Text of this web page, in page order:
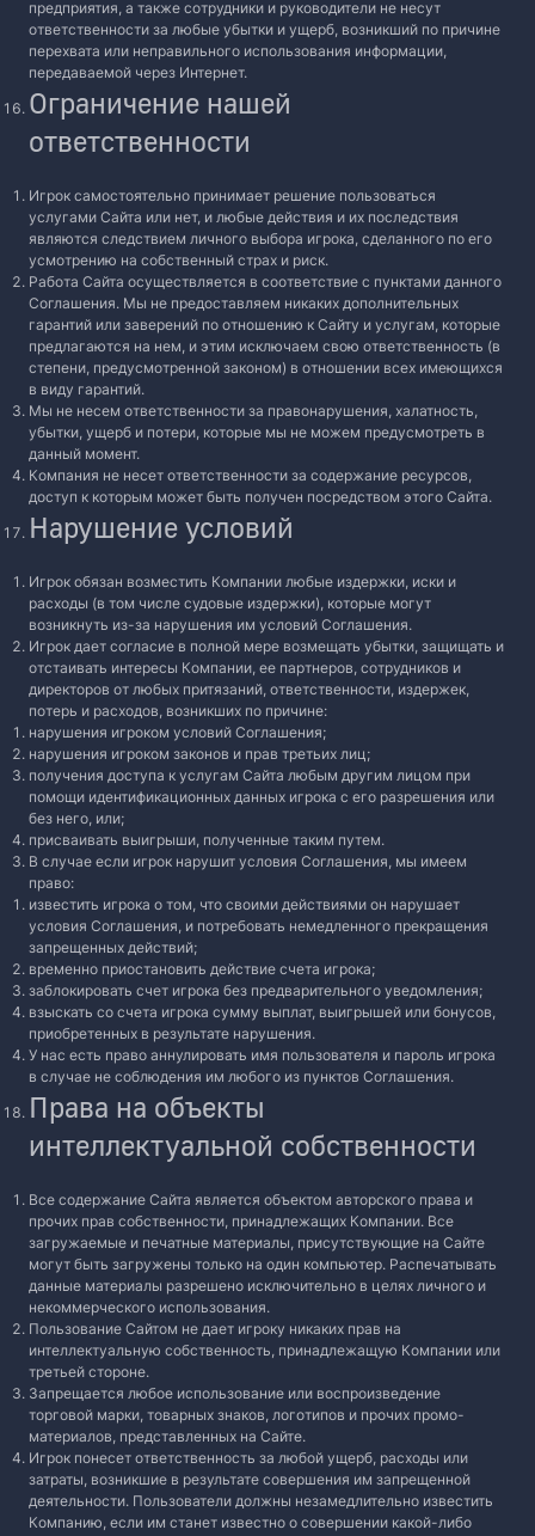
предприятия, а также сотрудники и руководители не несут
ответственности за любые убытки и ущерб, возникший по причине
перехвата или неправильного использования информации,
передаваемой через Интернет.
Ограничение нашей
ответственности
Игрок самостоятельно принимает решение пользоваться
услугами Сайта или нет, и любые действия и их последствия
являются следствием личного выбора игрока, сделанного по его
усмотрению на собственный страх и риск.
Работа Сайта осуществляется в соответствие с пунктами данного
Соглашения. Мы не предоставляем никаких дополнительных
гарантий или заверений по отношению к Сайту и услугам, которые
предлагаются на нем, и этим исключаем свою ответственность (в
степени, предусмотренной законом) в отношении всех имеющихся
в виду гарантий.
Мы не несем ответственности за правонарушения, халатность,
убытки, ущерб и потери, которые мы не можем предусмотреть в
данный момент.
Компания не несет ответственности за содержание ресурсов,
доступ к которым может быть получен посредством этого Сайта.
Нарушение условий
Игрок обязан возместить Компании любые издержки, иски и
расходы (в том числе судовые издержки), которые могут
возникнуть из-за нарушения им условий Соглашения.
Игрок дает согласие в полной мере возмещать убытки, защищать и
отстаивать интересы Компании, ее партнеров, сотрудников и
директоров от любых притязаний, ответственности, издержек,
потерь и расходов, возникших по причине:
нарушения игроком условий Соглашения;
нарушения игроком законов и прав третьих лиц;
получения доступа к услугам Сайта любым другим лицом при
помощи идентификационных данных игрока с его разрешения или
без него, или;
присваивать выигрыши, полученные таким путем.
В случае если игрок нарушит условия Соглашения, мы имеем
право:
известить игрока о том, что своими действиями он нарушает
условия Соглашения, и потребовать немедленного прекращения
запрещенных действий;
временно приостановить действие счета игрока;
заблокировать счет игрока без предварительного уведомления;
взыскать со счета игрока сумму выплат, выигрышей или бонусов,
приобретенных в результате нарушения.
У нас есть право аннулировать имя пользователя и пароль игрока
в случае не соблюдения им любого из пунктов Соглашения.
Права на объекты
интеллектуальной собственности
Все содержание Сайта является объектом авторского права и
прочих прав собственности, принадлежащих Компании. Все
загружаемые и печатные материалы, присутствующие на Сайте
могут быть загружены только на один компьютер. Распечатывать
данные материалы разрешено исключительно в целях личного и
некоммерческого использования.
Пользование Сайтом не дает игроку никаких прав на
интеллектуальную собственность, принадлежащую Компании или
третьей стороне.
Запрещается любое использование или воспроизведение
торговой марки, товарных знаков, логотипов и прочих промо-
материалов, представленных на Сайте.
Игрок понесет ответственность за любой ущерб, расходы или
затраты, возникшие в результате совершения им запрещенной
деятельности. Пользователи должны незамедлительно известить
Компанию, если им станет известно о совершении какой-либо